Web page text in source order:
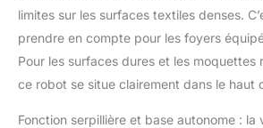
Fonctionne
2,4 GHz.
d'aspirer de
quantités
assurez-
limites sur les surfaces textiles denses.
prendre en compte pour les foyers
Pour les surfaces dures et les moquettes
ce robot se situe clairement dans le haut
Fonction serpillière et base autonome : la